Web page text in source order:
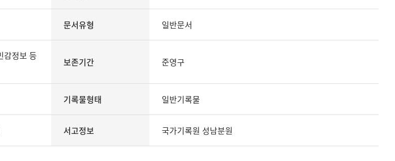
문서유형 일반문서
보존기간 준영구
기록물형태 일반기록물
서고정보 국가기록원 성남분원